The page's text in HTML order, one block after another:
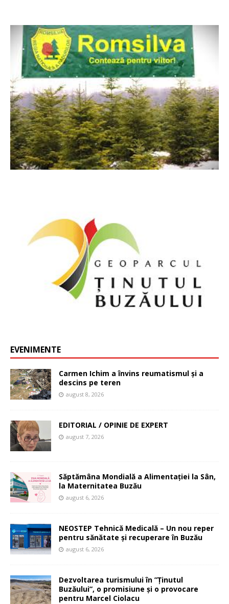
EVENIMENTE
Carmen Ichim a învins reumatismul și a
descins pe teren
august 8, 2026
EDITORIAL / OPINIE DE EXPERT
august 7, 2026
Săptămâna Mondială a Alimentației la Sân,
la Maternitatea Buzău
august 6, 2026
NEOSTEP Tehnică Medicală – Un nou reper
pentru sănătate și recuperare în Buzău
august 6, 2026
Dezvoltarea turismului în ”Ținutul
Buzăului”, o promisiune și o provocare
pentru Marcel Ciolacu